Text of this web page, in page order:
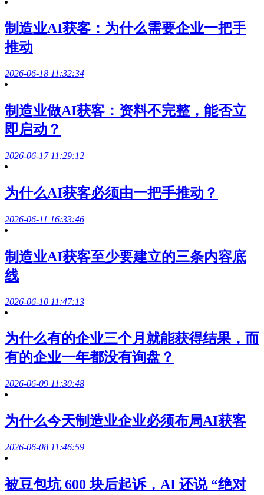
制造业AI获客：为什么需要企业一把手
推动
2026-06-18 11:32:34
制造业做AI获客：资料不完整，能否立
即启动？
2026-06-17 11:29:12
为什么AI获客必须由一把手推动？
2026-06-11 16:33:46
制造业AI获客至少要建立的三条内容底
线
2026-06-10 11:47:13
为什么有的企业三个月就能获得结果，而
有的企业一年都没有询盘？
2026-06-09 11:30:48
为什么今天制造业企业必须布局AI获客
2026-06-08 11:46:59
被豆包坑 600 块后起诉，AI 还说 “绝对